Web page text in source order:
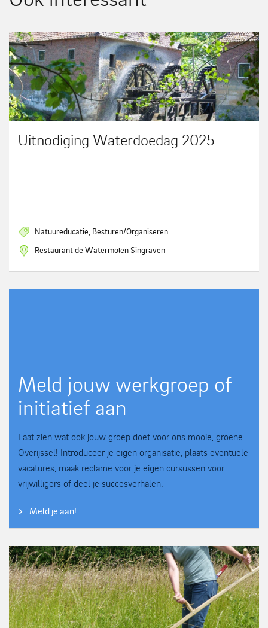
Uitnodiging Waterdoedag 2025
Natuureducatie, Besturen/Organiseren
Restaurant de Watermolen Singraven
Meld jouw werkgroep of
initiatief aan
Laat zien wat ook jouw groep doet voor ons mooie, groene
Overijssel! Introduceer je eigen organisatie, plaats eventuele
vacatures, maak reclame voor je eigen cursussen voor
vrijwilligers of deel je succesverhalen.
Meld je aan!